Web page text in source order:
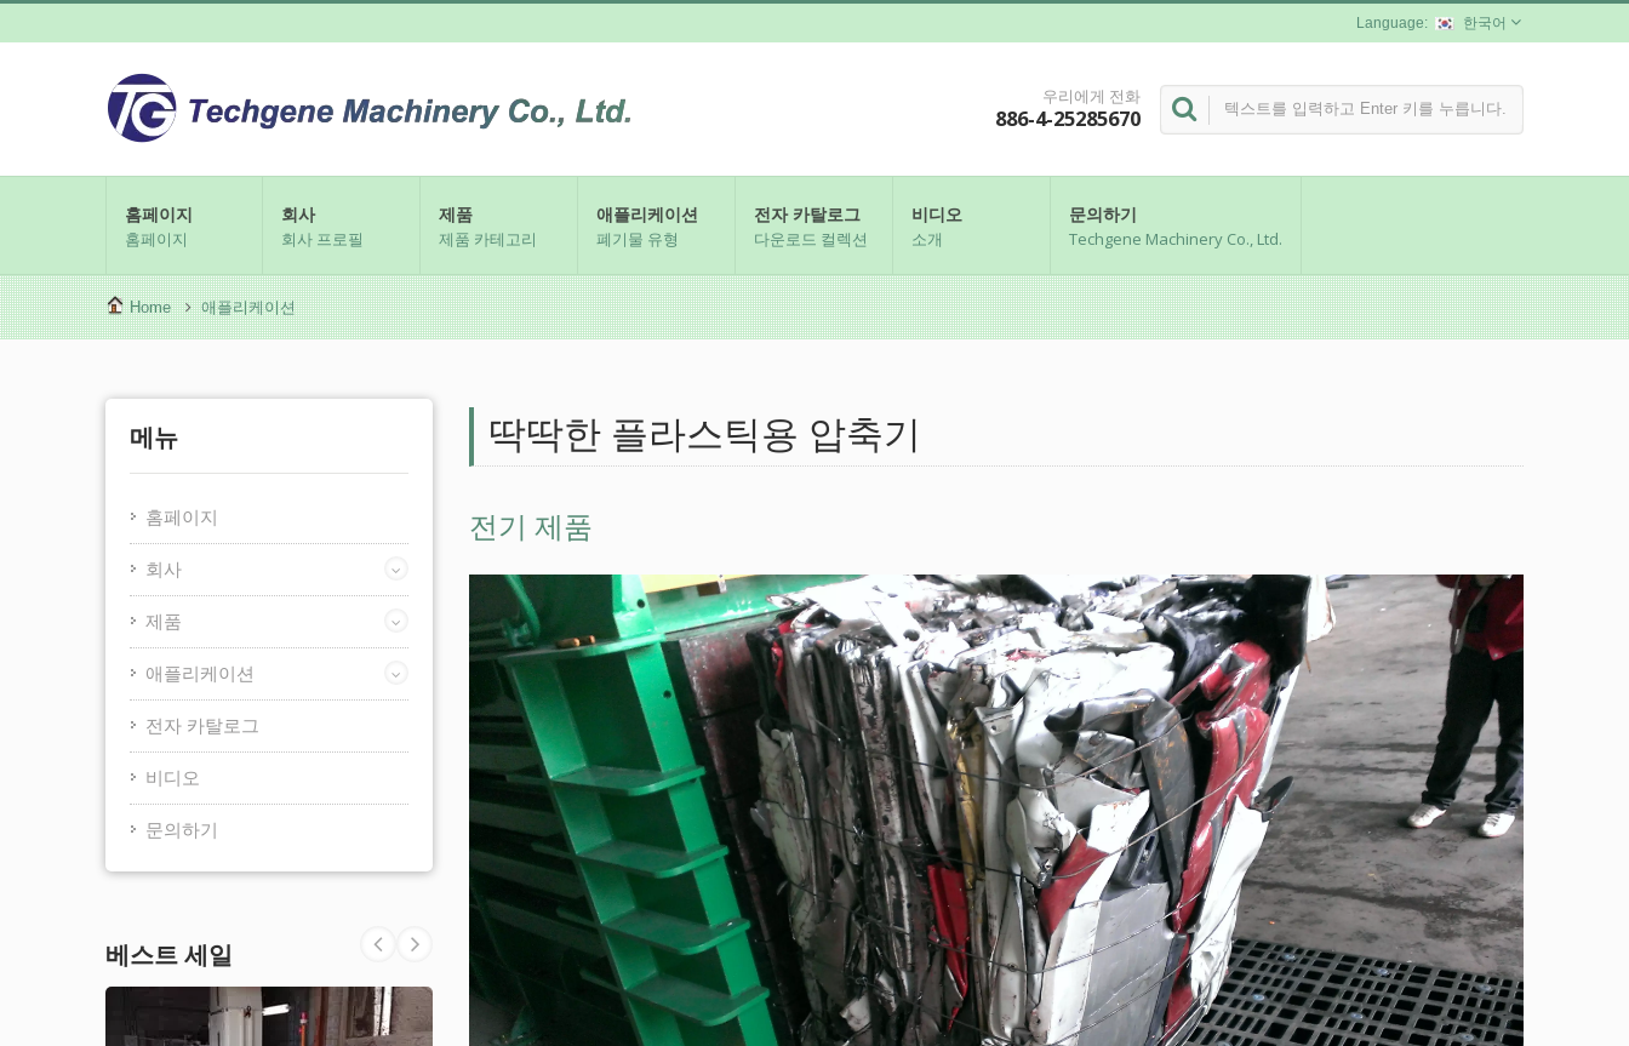
한국어
우리에게 전화
886-4-25285670
홈페이지
홈페이지
회사
회사 프로필
제품
제품 카테고리
애플리케이션
폐기물 유형
전자 카탈로그
다운로드 컬렉션
비디오
소개
문의하기
Techgene Machinery Co., Ltd.
Home 애플리케이션
메뉴
홈페이지
회사
제품
애플리케이션
전자 카탈로그
비디오
문의하기
베스트 세일
딱딱한 플라스틱용 압축기
전기 제품